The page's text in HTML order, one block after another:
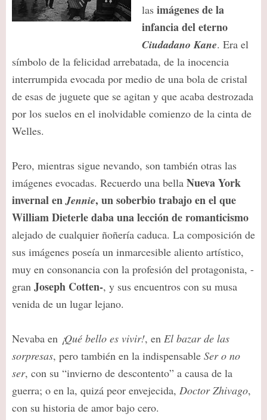
las imágenes de la
infancia del eterno
Ciudadano Kane. Era el
símbolo de la felicidad arrebatada, de la inocencia
interrumpida evocada por medio de una bola de cristal
de esas de juguete que se agitan y que acaba destrozada
por los suelos en el inolvidable comienzo de la cinta de
Welles.
Pero, mientras sigue nevando, son también otras las
imágenes evocadas. Recuerdo una bella Nueva York
invernal enJennie, un soberbio trabajo en el que
William Dieterle daba una lección de romanticismo
alejado de cualquier ñoñería caduca. La composición de
sus imágenes poseía un inmarcesible aliento artístico,
muy en consonancia con la profesión del protagonista, -
gran Joseph Cotten-, y sus encuentros con su musa
venida de un lugar lejano.
Nevaba en ¡Qué bello es vivir!, en El bazar de las
sorpresas, pero también en la indispensable Ser o no
ser, con su “invierno de descontento” a causa de la
guerra; o en la, quizá peor envejecida, Doctor Zhivago,
con su historia de amor bajo cero.